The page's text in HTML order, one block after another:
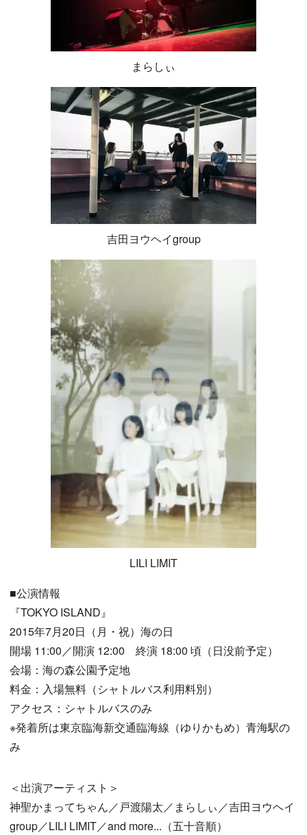
まらしぃ
吉田ヨウヘイgroup
LILI LIMIT
■公演情報
『TOKYO ISLAND』
2015年7月20日（月・祝）海の日
開場 11:00／開演 12:00 終演 18:00 頃（日没前予定）
会場：海の森公園予定地
料金：入場無料（シャトルバス利用料別）
アクセス：シャトルバスのみ
※発着所は東京臨海新交通臨海線（ゆりかもめ）青海駅の
み
＜出演アーティスト＞
神聖かまってちゃん／戸渡陽太／まらしぃ／吉田ヨウヘイ
group／LILI LIMIT／and more...（五十音順）